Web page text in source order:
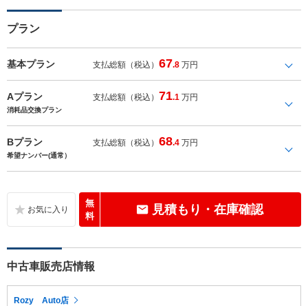
プラン
基本プラン 支払総額（税込）67.8 万円
Aプラン 支払総額（税込） 71.1 万円
消耗品交換プラン
Bプラン 支払総額（税込）68.4 万円
希望ナンバー(通常）
無
料
見積もり・在庫確認
中古車販売店情報
Rozy Auto店